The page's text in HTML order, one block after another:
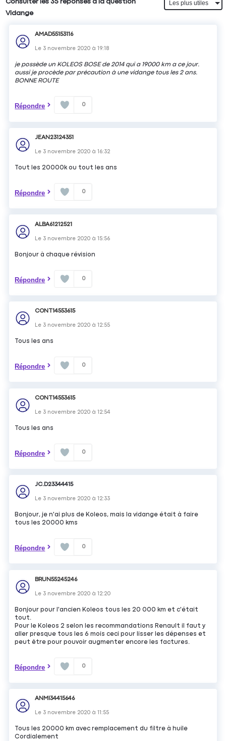
Consulter les 35 réponses à la question
Vidange
AMAD55153116
Le 3 novembre 2020 à19:18
je possède un KOLEOS BOSE de 2014 qui a 19000 km a ce jour.
aussi je procède par précaution à une vidange tous les 2 ans.
BONNE ROUTE
Répondre 0
JEAN23124351
Le 3 novembre 2020 à16:32
Tout les 20000k ou tout les ans
Répondre 0
ALBA61212521
Le 3 novembre 2020 à15:56
Bonjour à chaque révision
Répondre 0
CONT14553615
Le 3 novembre 2020 à12:55
Tous les ans
Répondre 0
CONT14553615
Le 3 novembre 2020 à12:54
Tous les ans
Répondre 0
JC.D23344415
Le 3 novembre 2020 à12:33
Bonjour, je n'ai plus de Koleos, mais la vidange était à faire
tous les 20000 kms
Répondre 0
BRUN55245246
Le 3 novembre 2020 à12:20
Bonjour pour l'ancien Koleos tous les 20 000 km et c'était
tout.
Pour le Koleos 2 selon les recommandations Renault il faut y
aller presque tous les 6 mois ceci pour lisser les dépenses et
peut être pour pouvoir augmenter encore les factures.
Répondre 0
ANMI34415646
Le 3 novembre 2020 à11:55
Tous les 20000 km avec remplacement du filtre à huile
Cordialement